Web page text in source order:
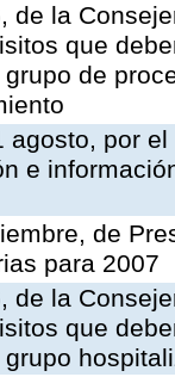
de la
que
de
agosto, por
e
de
para 2007
de la
que